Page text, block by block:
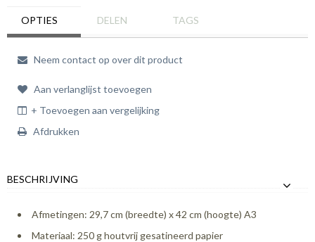
OPTIES DELEN TAGS
Neem contact op over dit product
Aan verlanglijst toevoegen
+ Toevoegen aan vergelijking
Afdrukken
BESCHRIJVING
Afmetingen: 29,7 cm (breedte) x 42 cm (hoogte) A3
Materiaal: 250 g houtvrij gesatineerd papier